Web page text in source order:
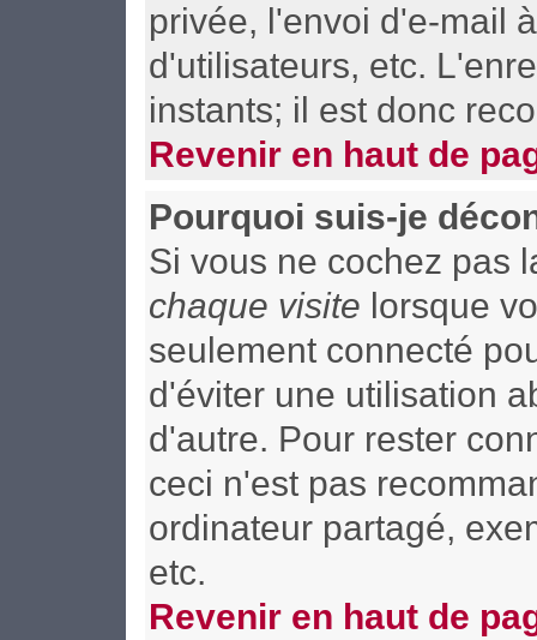
privée, l'envoi d'e-mail
d'utilisateurs, etc.
instants; il est donc
Revenir en haut de
Pourquoi suis-je
Si vous ne cochez pas
chaque visite lorsque
seulement connecté
d'éviter une utilisation
d'autre. Pour rester
ceci n'est pas
ordinateur partagé,
etc.
Revenir en haut de